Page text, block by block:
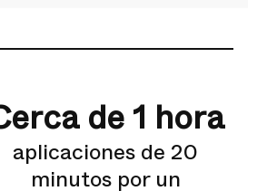
de 1 hora
aplicaciones de 20
minutos por un